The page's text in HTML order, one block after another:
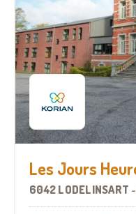
Les Jours
6042 LODELINSART -